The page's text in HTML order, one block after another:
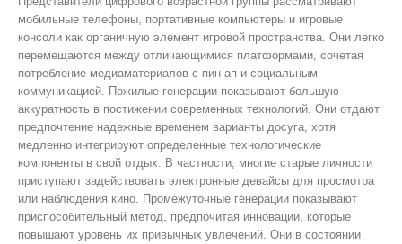
мобильные телефоны, портативные компьютеры и игровые
консоли как органичную элемент игровой пространства. Они легко
перемещаются между отличающимися платформами, сочетая
потребление медиаматериалов с пин ап и социальным
коммуникацией. Пожилые генерации показывают большую
аккуратность в постижении современных технологий. Они отдают
предпочтение надежные временем варианты досуга, хотя
медленно интегрируют определенные технологические
компоненты в свой отдых. В частности, многие старые личности
приступают задействовать электронные девайсы для просмотра
или наблюдения кино. Промежуточные генерации показывают
приспособительный метод, предпочитая инновации, которые
повышают уровень их привычных увлечений. Они в состоянии